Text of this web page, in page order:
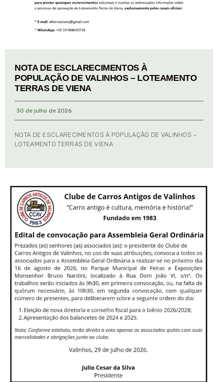
NOTA DE ESCLARECIMENTOS À
POPULAÇÃO DE VALINHOS – LOTEAMENTO
TERRAS DE VIENA
30 de julho de 2026
NOTA DE ESCLARECIMENTOS À POPULAÇÃO DE VALINHOS –
LOTEAMENTO TERRAS DE VIENA